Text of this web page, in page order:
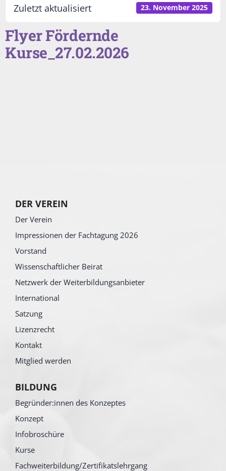
Zuletzt aktualisiert 23. November 2025
Flyer Fördernde
Kurse_27.02.2026
DER VEREIN
Der Verein
Impressionen der Fachtagung 2026
Vorstand
Wissenschaftlicher Beirat
Netzwerk der Weiterbildungsanbieter
International
Satzung
Lizenzrecht
Kontakt
Mitglied werden
BILDUNG
Begründer:innen des Konzeptes
Konzept
Infobroschüre
Kurse
Fachweiterbildung/Zertifikatslehrgang